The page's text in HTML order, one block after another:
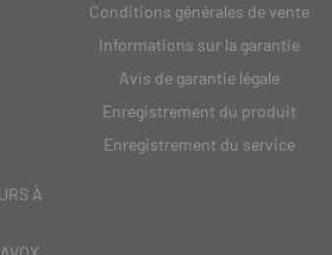
À
Conditions générales de vente
Informations sur la garantie
Avis de garantie légale
Enregistrement du produit
Enregistrement du service